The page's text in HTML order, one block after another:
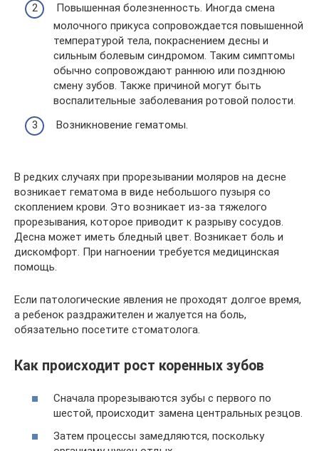
Повышенная болезненность. Иногда смена
молочного прикуса сопровождается повышенной
температурой тела, покраснением десны и
сильным болевым синдромом. Таким симптомы
обычно сопровождают раннюю или позднюю
смену зубов. Также причиной могут быть
воспалительные заболевания ротовой полости.
Возникновение гематомы.
В редких случаях при прорезывании моляров на десне
возникает гематома в виде небольшого пузыря со
скоплением крови. Это возникает из-за тяжелого
прорезывания, которое приводит к разрыву сосудов.
Десна может иметь бледный цвет. Возникает боль и
дискомфорт. При нагноении требуется медицинская
помощь.
Если патологические явления не проходят долгое время,
а ребенок раздражителен и жалуется на боль,
обязательно посетите стоматолога.
Как происходит рост коренных зубов
Сначала прорезываются зубы с первого по
шестой, происходит замена центральных резцов.
Затем процессы замедляются, поскольку